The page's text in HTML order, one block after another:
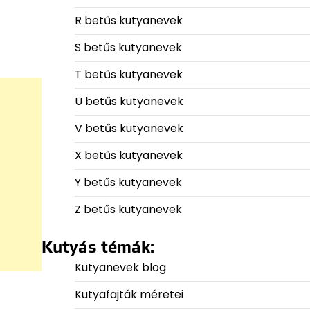
R betűs kutyanevek
S betűs kutyanevek
T betűs kutyanevek
U betűs kutyanevek
V betűs kutyanevek
X betűs kutyanevek
Y betűs kutyanevek
Z betűs kutyanevek
Kutyás témák:
Kutyanevek blog
Kutyafajták méretei